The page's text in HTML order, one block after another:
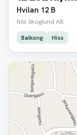
Hvilan 12 B
Nils Skoglund AB
Balkong Hiss